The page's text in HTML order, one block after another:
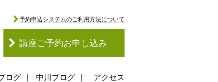
講座ご予約お申し込み
予約申込システムのご利用方法について
ログ 中川ブログ アクセス